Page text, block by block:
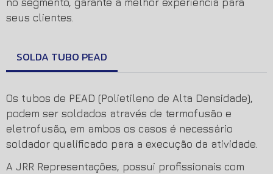
seus clientes.
SOLDA TUBO PEAD
Os tubos de PEAD (Polietileno de Alta Densidade),
podem ser soldados através de termofusão e
eletrofusão, em ambos os casos é necessário
soldador qualificado para a execução da atividade.
A JRR Representações, possui profissionais com